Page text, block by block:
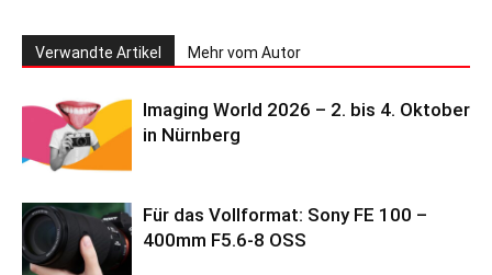
Verwandte Artikel Mehr vom Autor
Imaging World 2026 – 2. bis 4. Oktober
in Nürnberg
Für das Vollformat: Sony FE 100 –
400mm F5.6-8 OSS